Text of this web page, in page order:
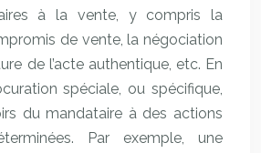
à la vente, y compris la
de vente, la négociation
de l’acte authentique, etc. En
spéciale, ou spécifique,
du mandataire à des actions
Par exemple, une